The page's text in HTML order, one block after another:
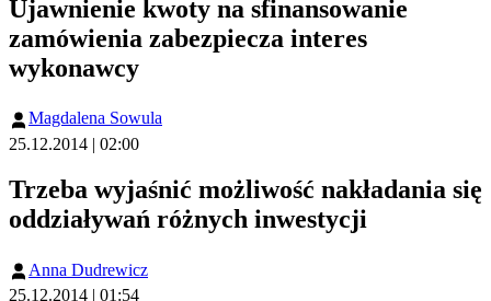
Ujawnienie kwoty na sfinansowanie
zamówienia zabezpiecza interes
wykonawcy
Magdalena Sowula
25.12.2014 | 02:00
Trzeba wyjaśnić możliwość nakładania się
oddziaływań różnych inwestycji
Anna Dudrewicz
25.12.2014 | 01:54